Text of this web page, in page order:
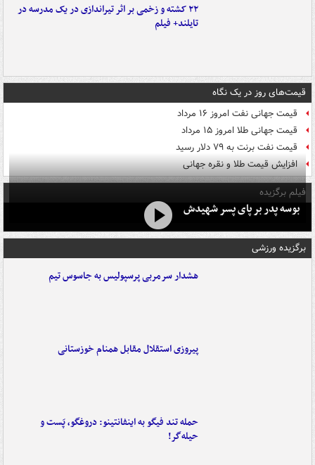
۲۲ کشته و زخمی بر اثر تیراندازی در یک مدرسه در
تایلند+ فیلم
قیمت‌های روز در یک نگاه
قیمت جهانی نفت امروز ۱۶ مرداد
قیمت جهانی طلا امروز ۱۵ مرداد
قیمت نفت برنت به ۷۹ دلار رسید
افزایش قیمت طلا و نقره جهانی
فیلم برگزیده
بوسه‌ پدر بر پای پسر شهیدش
برگزیده ورزشی
هشدار سرمربی پرسپولیس به جاسوس تیم
پیروزی استقلال مقابل همنام خوزستانی
حمله تند فیگو به اینفانتینو: دروغگو، پَست‌ و
حیله‌گر!